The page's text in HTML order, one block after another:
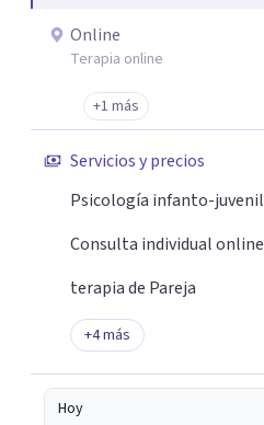
Online
Terapia online
+1 más
Servicios y precios
Psicología infanto-juvenil
Consulta individual online
terapia de Pareja
+4más
Hoy